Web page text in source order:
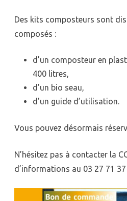
Des kits composteurs sont
composés :
d’un composteur en
400 litres,
d’un bio seau,
d’un guide d’utilisation.
Vous pouvez désormais
N’hésitez pas à contacter la
d’informations au 03 27 71 37